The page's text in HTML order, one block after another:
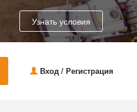
Узнать условия
Вход / Регистрация